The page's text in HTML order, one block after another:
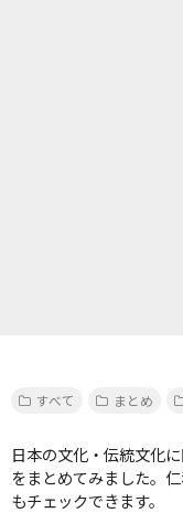
すべて
まとめ
日本の文化・伝統文化
をまとめてみました。
もチェックできます。